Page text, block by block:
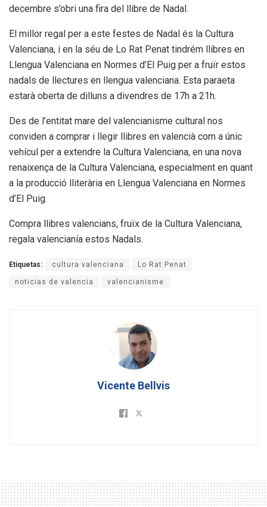
decembre s’obri una fira del llibre de Nadal.
El millor regal per a este festes de Nadal és la Cultura
Valenciana, i en la séu de Lo Rat Penat tindrém llibres en
Llengua Valenciana en Normes d’El Puig per a fruïr estos
nadals de llectures en llengua valenciana. Esta paraeta
estarà oberta de dilluns a divendres de 17h a 21h.
Des de l’entitat mare del valencianisme cultural nos
conviden a comprar i llegir llibres en valencià com a únic
vehícul per a extendre la Cultura Valenciana, en una nova
renaixença de la Cultura Valenciana, especialment en quant
a la producció lliterària en Llengua Valenciana en Normes
d’El Puig.
Compra llibres valencians, fruïx de la Cultura Valenciana,
regala valencianía estos Nadals.
Etiquetas: cultura valenciana Lo Rat Penat
noticias de valencia valencianisme
Vicente Bellvis